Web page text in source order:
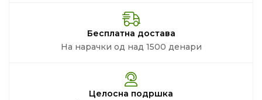
Бесплатна достава
На нарачки од над 1500 денари
Целосна подршка